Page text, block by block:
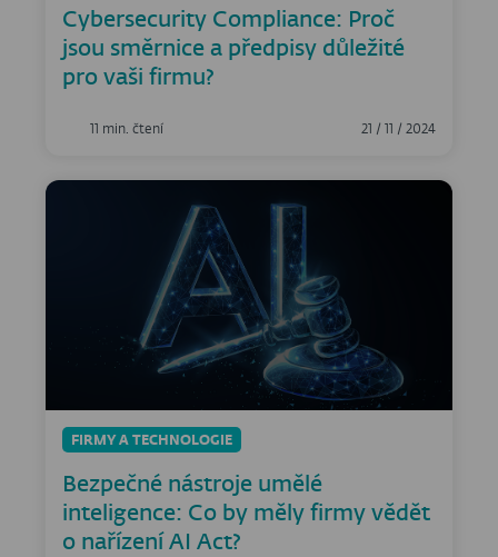
Cybersecurity Compliance: Proč
jsou směrnice a předpisy důležité
pro vaši firmu?
11 min. čtení 21 / 11 / 2024
FIRMY A TECHNOLOGIE
Bezpečné nástroje umělé
inteligence: Co by měly firmy vědět
o nařízení AI Act?